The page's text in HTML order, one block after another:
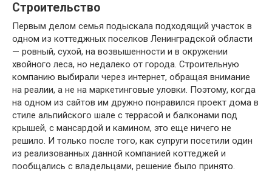
Строительство
Первым делом семья подыскала подходящий участок в
одном из коттеджных поселков Ленинградской области
— ровный, сухой, на возвышенности и в окружении
хвойного леса, но недалеко от города. Строительную
компанию выбирали через интернет, обращая внимание
на реалии, а не на маркетинговые уловки. Поэтому, когда
на одном из сайтов им дружно понравился проект дома в
стиле альпийского шале с террасой и балконами под
крышей, с мансардой и камином, это еще ничего не
решило. И только после того, как супруги посетили один
из реализованных данной компанией коттеджей и
пообщались с владельцами, решение было принято.